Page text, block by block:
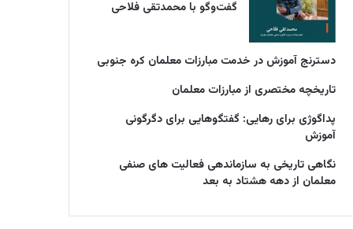
گفت‌وگو با محمدتقی فلاحی
دسترنج آموزش در خدمت مبارزات معلمان کره جنوبی
تاریخچه مختصری از مبارزات معلمان
پداگوژی برای رهایی: گفتگوهایی برای دگرگونی
آموزش
نگاهی تاریخی به سازماندهی فعالیت های صنفی
معلمان از دهه هشتاد به بعد